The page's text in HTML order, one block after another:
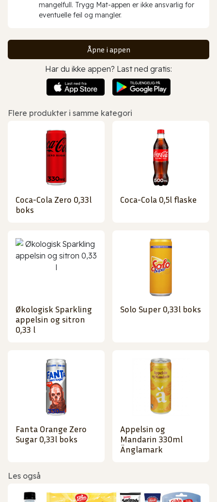
mangelfull. Trygg Mat-appen er ikke ansvarlig for
eventuelle feil og mangler.
Åpne i appen
Har du ikke appen? Last ned gratis:
Flere produkter i samme kategori
Coca-Cola Zero 0,33l
boks
Coca-Cola 0,5l flaske
Økologisk Sparkling
appelsin og sitron
0,33 l
Solo Super 0,33l boks
Fanta Orange Zero
Sugar 0,33l boks
Appelsin og
Mandarin 330ml
Änglamark
Les også